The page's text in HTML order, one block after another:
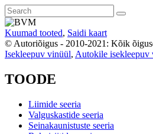
Kuumad tooted, Saidi kaart
© Autoriõigus - 2010-2021: Kõik
Isekleepuv vinüül, Autokile isekleepuv
TOODE
Liimide seeria
Valguskastide seeria
Seinakaunistuste seeria